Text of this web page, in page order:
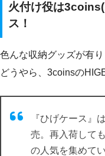
火付け役は
ス！
色んな収納グッズが有
どうやら、3coinsの
『ひげケース』
売。再入荷して
の人気を集めて